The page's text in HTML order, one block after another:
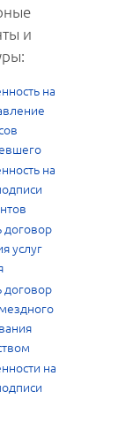
и
на
на
договор
услуг
договор
на